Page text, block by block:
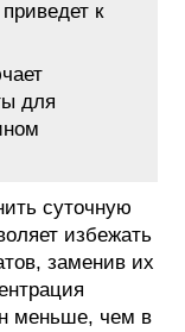
к
для
суточную
избежать
заменив их
меньше, чем в